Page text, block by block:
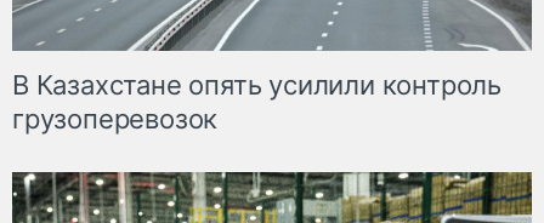
В Казахстане опять усилили контроль
грузоперевозок